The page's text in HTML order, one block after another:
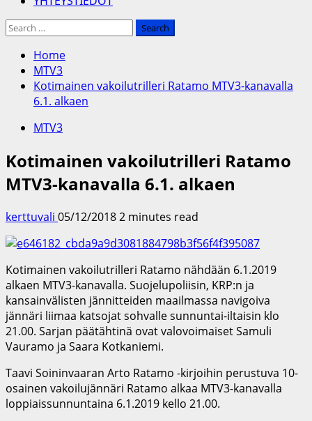
Search
Home
MTV3
Kotimainen vakoilutrilleri Ratamo MTV3-kanavalla
6.1. alkaen
MTV3
Kotimainen vakoilutrilleri Ratamo
MTV3-kanavalla 6.1. alkaen
kerttuvali 05/12/20182 minutes read
Kotimainen vakoilutrilleri Ratamo nähdään 6.1.2019
alkaen MTV3-kanavalla. Suojelupoliisin, KRP:n ja
kansainvälisten jännitteiden maailmassa navigoiva
jännäri liimaa katsojat sohvalle sunnuntai-iltaisin klo
21.00. Sarjan päätähtinä ovat valovoimaiset Samuli
Vauramo ja Saara Kotkaniemi.
Taavi Soininvaaran Arto Ratamo -kirjoihin perustuva 10-
osainen vakoilujännäri Ratamo alkaa MTV3-kanavalla
loppiaissunnuntaina 6.1.2019 kello 21.00.